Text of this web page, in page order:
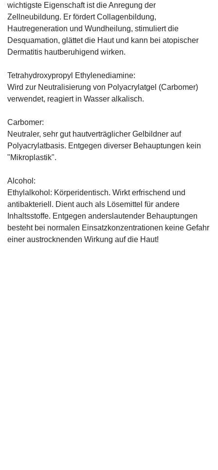
wichtigste Eigenschaft ist die Anregung der
Zellneubildung. Er fördert Collagenbildung,
Hautregeneration und Wundheilung, stimuliert die
Desquamation, glättet die Haut und kann bei atopischer
Dermatitis hautberuhigend wirken.
Tetrahydroxypropyl Ethylenediamine:
Wird zur Neutralisierung von Polyacrylatgel (Carbomer)
verwendet, reagiert in Wasser alkalisch.
Carbomer:
Neutraler, sehr gut hautverträglicher Gelbildner auf
Polyacrylatbasis. Entgegen diverser Behauptungen kein
"Mikroplastik".
Alcohol:
Ethylalkohol: Körperidentisch. Wirkt erfrischend und
antibakteriell. Dient auch als Lösemittel für andere
Inhaltsstoffe. Entgegen anderslautender Behauptungen
besteht bei normalen Einsatzkonzentrationen keine Gefahr
einer austrocknenden Wirkung auf die Haut!